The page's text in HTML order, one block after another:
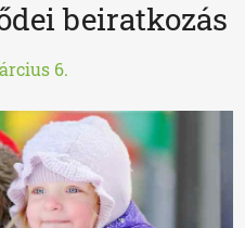
beiratkozás
6.